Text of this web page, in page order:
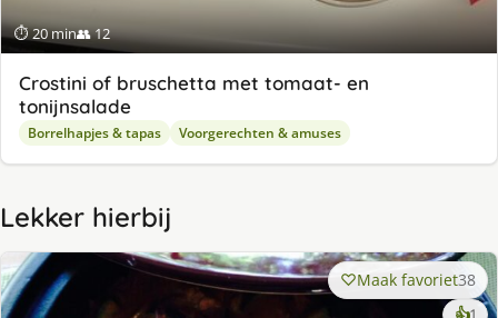
⏱ 20 min👥 12
Crostini of bruschetta met tomaat- en
tonijnsalade
Borrelhapjes & tapas Voorgerechten & amuses
Lekker hierbij
Maak favoriet38